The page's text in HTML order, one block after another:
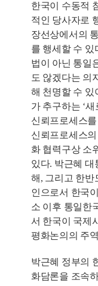
한국이 수동적
적인 당사자로
장선상에서의
를 행세할 수 있
법이 아닌 통일
도 않겠다는 의
해 천명할 수 있
가 추구하는 ‘
신뢰프로세스
신뢰프로세스
화 협력구상 소
있다. 박근혜 대
해, 그리고 한반
인으로서 한국
소 이후 통일한
서 한국이 국제
평화논의의 주
박근혜 정부의
화담론을 조속